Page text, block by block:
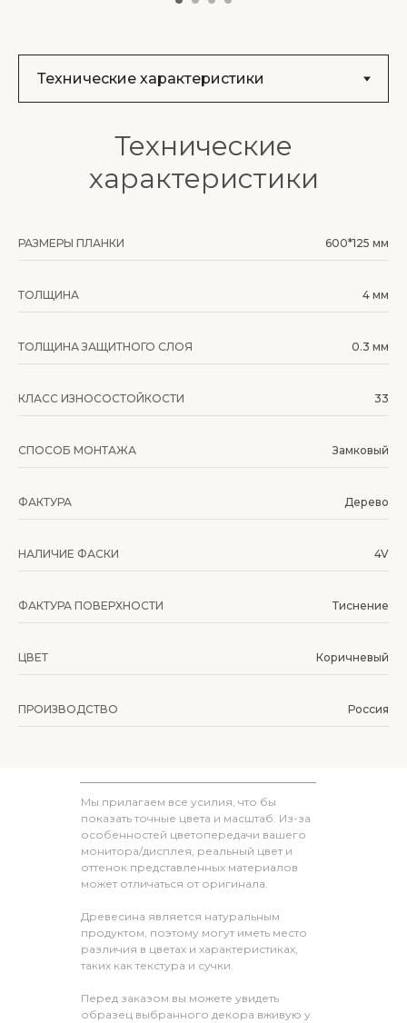
Технические
характеристики
РАЗМЕРЫ ПЛАНКИ 600*125 мм
ТОЛЩИНА 4 мм
ТОЛЩИНА ЗАЩИТНОГО СЛОЯ 0.3 мм
КЛАСС ИЗНОСОСТОЙКОСТИ 33
СПОСОБ МОНТАЖА Замковый
ФАКТУРА Дерево
НАЛИЧИЕ ФАСКИ 4V
ФАКТУРА ПОВЕРХНОСТИ Тиснение
ЦВЕТ Коричневый
ПРОИЗВОДСТВО Россия
Мы прилагаем все усилия, что бы
показать точные цвета и масштаб. Из-за
особенностей цветопередачи вашего
монитора/дисплея, реальный цвет и
оттенок представленных материалов
может отличаться от оригинала.
Древесина является натуральным
продуктом, поэтому могут иметь место
различия в цветах и характеристиках,
таких как текстура и сучки.
Перед заказом вы можете увидеть
образец выбранного декора вживую у